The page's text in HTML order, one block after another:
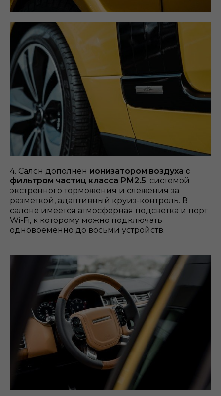
4. Салон дополнен ионизатором воздуха с
фильтром частиц класса РМ2.5, системой
экстренного торможения и слежения за
разметкой, адаптивный круиз-контроль. В
салоне имеется атмосферная подсветка и порт
Wi-Fi, к которому можно подключать
одновременно до восьми устройств.